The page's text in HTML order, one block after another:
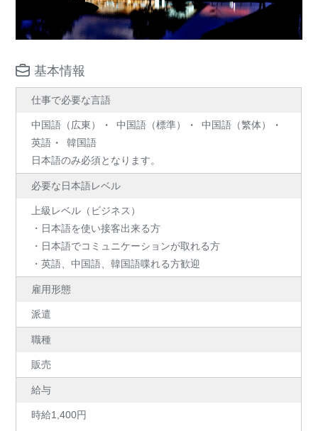
基本情報
仕事で必要な言語
中国語（広東） 中国語（標準）
中国語（繁体）
英語
韓国語
日本語のみ必須となります。
必要な日本語レベル
上級レベル（ビジネス）
・日本語を使い接客出来る方
・日本語でコミュニケーションが取れる方
・英語、中国語、韓国語喋れる方歓迎
雇用形態
派遣
職種
販売
給与
時給1,400円